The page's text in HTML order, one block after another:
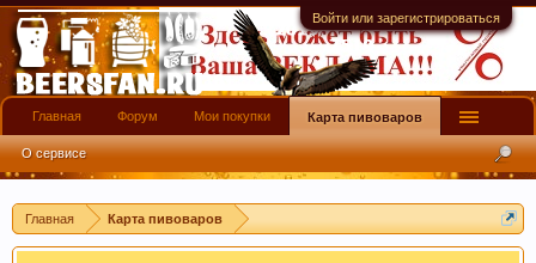
Войти или зарегистрироваться
Главная Карта пивоваров
четкий ответ или совет.
Главная Форум Мои покупки Карта пивоваров
О сервисе